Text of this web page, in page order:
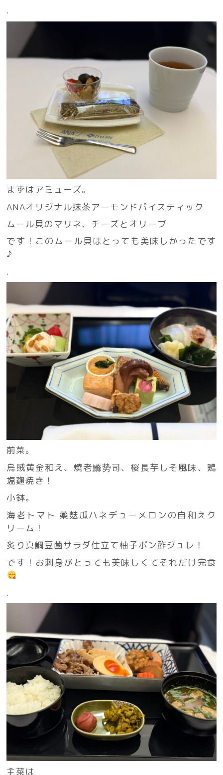
.
まずはアミューズ。
ANAオリジナル抹茶アーモンドパイスティック
ムール貝のマリネ、チーズとオリーブ
です！このムール貝はとっても美味しかったです
♪
.
前菜。
烏賊黄金和え、燒老鰷势司、桜長芋しそ風味、鶏
塩麹焼き！
小鉢。
海老トマト 薬麩瓜ハネデューメロンの自和えク
リーム！
炙り真鯛豆菌サラダ仕立て柚子ポン酢ジュレ！
です！お刺身がとっても美味しくてそれだけ完食
.
主菜は